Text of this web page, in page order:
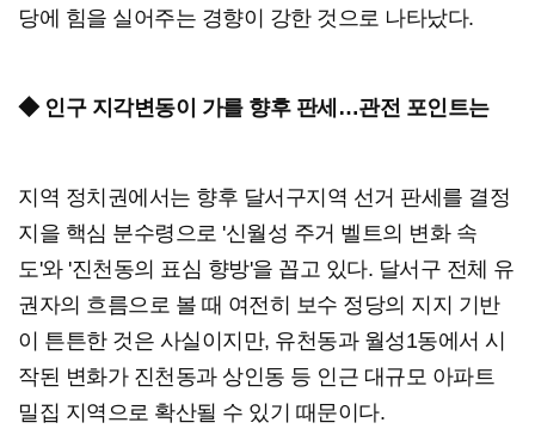
당에 힘을 실어주는 경향이 강한 것으로 나타났다.
◆ 인구 지각변동이 가를 향후 판세…관전 포인트는
지역 정치권에서는 향후 달서구지역 선거 판세를 결정
지을 핵심 분수령으로 '신월성 주거 벨트의 변화 속
도'와 '진천동의 표심 향방'을 꼽고 있다. 달서구 전체 유
권자의 흐름으로 볼 때 여전히 보수 정당의 지지 기반
이 튼튼한 것은 사실이지만, 유천동과 월성1동에서 시
작된 변화가 진천동과 상인동 등 인근 대규모 아파트
밀집 지역으로 확산될 수 있기 때문이다.